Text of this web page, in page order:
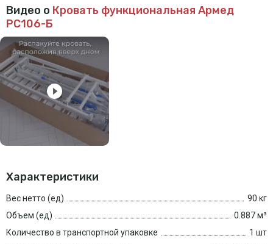
Видео о Кровать функциональная Армед
РС106-Б
Характеристики
Вес нетто (ед)
90 кг
Объем (ед)
0.887 м³
Количество в транспортной упаковке
1 шт